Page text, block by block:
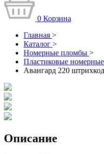
0 Корзина
Главная >
Каталог >
Номерные пломбы >
Пластиковые
Авангард 220 штрихкод
Описание